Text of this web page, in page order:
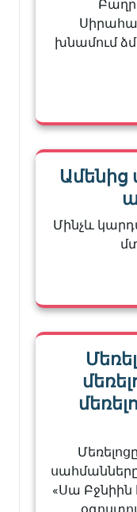
խնամում
Ամենից
Մինչև
«Սա Բջնիին